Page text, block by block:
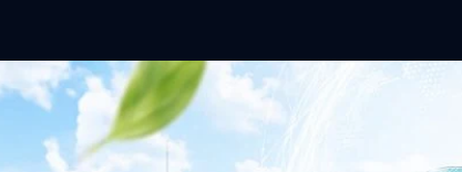
เปิดเวทีใหญ่ SUSTAIN CITY: THE GREEN
รับตัวสู่เศรษฐกิจสีเขียวอย่างยั่งยืน